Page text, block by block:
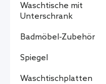
Waschtische mit
Unterschrank
Badmöbel-Zubehör
Spiegel
Waschtischplatten